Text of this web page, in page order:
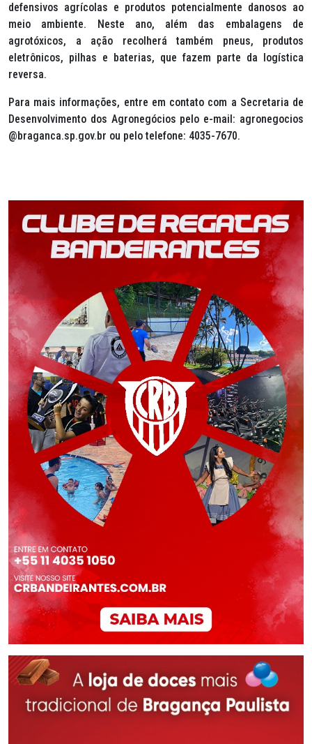
defensivos agrícolas e produtos potencialmente danosos ao
meio ambiente. Neste ano, além das embalagens de
agrotóxicos, a ação recolherá também pneus, produtos
eletrônicos, pilhas e baterias, que fazem parte da logística
reversa.
Para mais informações, entre em contato com a Secretaria de
Desenvolvimento dos Agronegócios pelo e-mail: agronegocios
@braganca.sp.gov.br ou pelo telefone: 4035-7670.